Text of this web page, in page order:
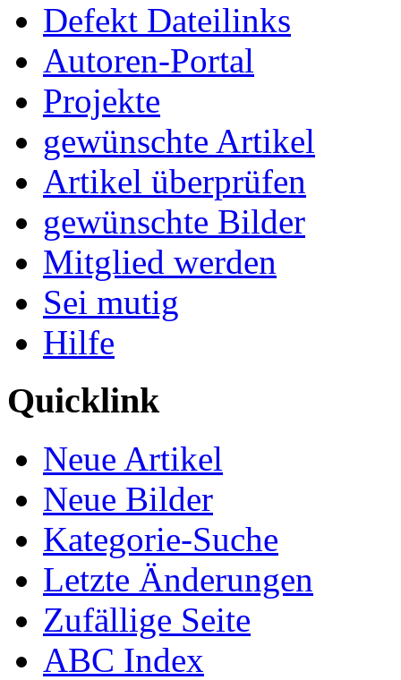
Defekt Dateilinks
Autoren-Portal
Projekte
gewünschte Artikel
Artikel überprüfen
gewünschte Bilder
Mitglied werden
Sei mutig
Hilfe
Quicklink
Neue Artikel
Neue Bilder
Kategorie-Suche
Letzte Änderungen
Zufällige Seite
ABC Index